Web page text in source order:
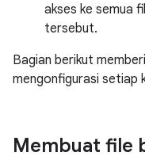
akses ke semua
tersebut.
Bagian berikut
mengonfigurasi setiap
Membuat file